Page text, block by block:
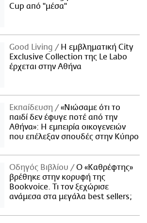
Cup από "μέσα"
Good Living
Η εμβληματική City
Exclusive Collection της Le Labo
έρχεται στην Αθήνα
Εκπαίδευση
«Νιώσαμε ότι το
παιδί δεν έφυγε ποτέ από την
Αθήνα»: Η εμπειρία οικογενειών
που επέλεξαν σπουδές στην Κύπρο
Οδηγός Βιβλίου
Ο «Καθρέφτης»
βρέθηκε στην κορυφή της
Bookvoice. Τι τον ξεχώρισε
ανάμεσα στα μεγάλα best sellers;